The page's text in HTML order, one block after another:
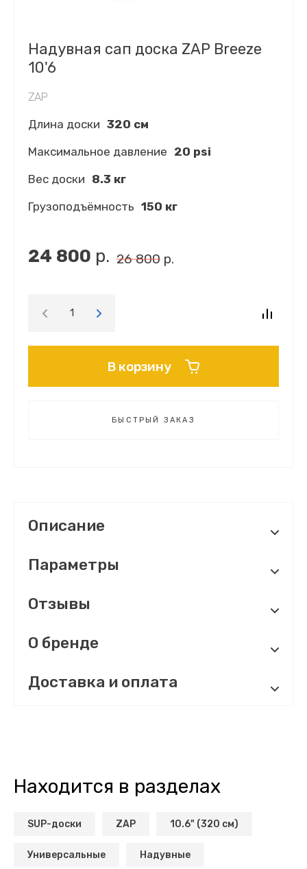
Надувная сап доска ZAP Breeze
10'6
ZAP
Длина доски 320 см
Максимальное давление 20 psi
Вес доски 8.3 кг
Грузоподъёмность 150 кг
26 800 р.
24 800 р.
В корзину
БЫСТРЫЙ ЗАКАЗ
Описание
Параметры
Отзывы
О бренде
Доставка и оплата
Находится в разделах
SUP-доски ZAP 10.6" (320 см)
Универсальные Надувные